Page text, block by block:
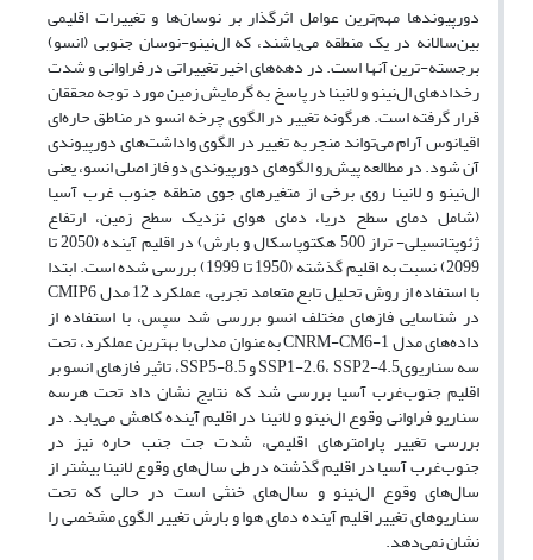
دورپیوندها مهم‌ترین عوامل اثرگذار بر نوسان‌ها و تغییرات اقلیمی
بین‌سالانه در یک منطقه می‌باشند، که ال‌نینو-نوسان جنوبی (اﻧﺴﻮ)
ﺑﺮﺟﺴﺘﻪ-ﺗﺮﯾﻦ آنها است. در دهه‌های اخیر تغییراتی در فراوانی و شدت
رخدادهای ال‌نینو و لانینا در پاسخ به گرمایش زمین مورد توجه محققان
قرار گرفته است. هرگونه تغییر در الگوی چرخه انسو در مناطق حاره‌ای
اقیانوس آرام می‌تواند منجر به تغییر در الگوی واداشت‌های دورپیوندی
آن شود. در مطالعه پیش‌رو الگوهای دورپیوندی دو فاز اصلی انسو، یعنی
ال‌نینو و لانینا روی برخی از متغیرهای جوی منطقه جنوب غرب آسیا
(شامل دمای سطح دریا، دمای هوای نزدیک سطح زمین، ارتفاع
ژئوپتانسیلی- تراز 500 هکتوپاسکال و بارش) در اقلیم آینده (2050 تا
2099) نسبت به اقلیم گذشته (1950 تا 1999) بررسی شده است. ابتدا
با استفاده از روش تحلیل تابع متعامد تجربی، عملکرد 12 مدل CMIP6
در شناسایی فازهای مختلف انسو بررسی شد سپس، با استفاده از
داده‌های مدل CNRM-CM6-1 به‌عنوان مدلی با بهترین عملکرد، تحت
سه سناریویSSP1-2.6، SSP2-4.5 و SSP5-8.5، تاثیر فازهای انسو بر
اقلیم جنوب‌غرب آسیا بررسی شد که نتایج نشان داد تحت هرسه
سناریو فراوانی وقوع ال‌نینو و لانینا در اقلیم آینده کاهش می‌یابد. در
بررسی تغییر پارامترهای اقلیمی، شدت جت جنب حاره نیز در
جنوب‌غرب آسیا در اقلیم گذشته در طی سال‌های وقوع لانینا بیشتر از
سال‌های وقوع ال‌نینو و سال‌های خنثی است در حالی که تحت
سناریوهای تغییر اقلیم آینده دمای هوا و بارش تغییر الگوی مشخصی را
نشان نمی‌دهد.